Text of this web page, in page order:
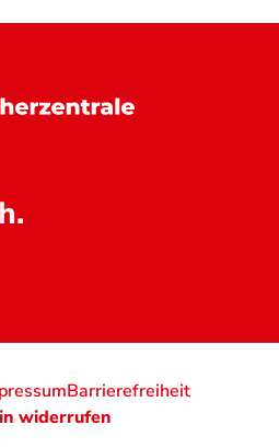
Barrierefreiheit
widerrufen